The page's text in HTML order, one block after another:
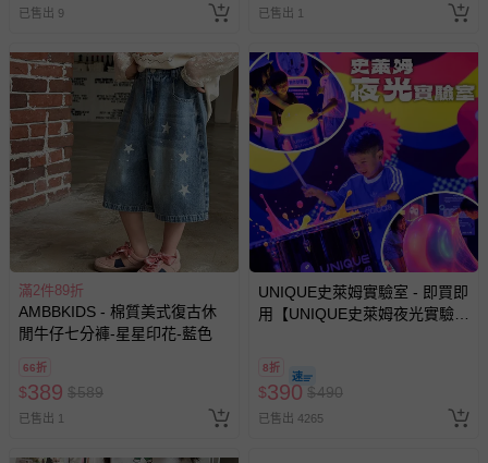
已售出 9 已售出 1
滿2件89折
AMBBKIDS - 棉質美式復古休
閒牛仔七分褲-星星印花-藍色
66折
$389 $589
已售出 1
UNIQUE史萊姆實驗室 - 即買即
用【UNIQUE史萊姆夜光實驗室
訂單編號兌換，逾期作廢) (大
人小孩均一價(3歲以上需購票))
8折
$390 $490
已售出 4265